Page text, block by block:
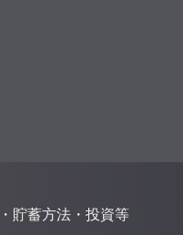
貯蓄方法・投資等